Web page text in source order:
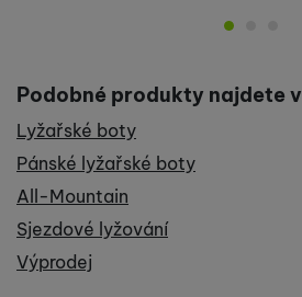
Podobné produkty najdete v
Lyžařské boty
Pánské lyžařské boty
All-Mountain
Sjezdové lyžování
Výprodej